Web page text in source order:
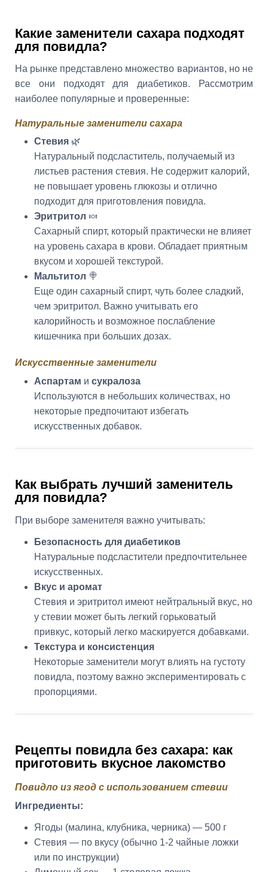
Какие заменители сахара подходят
для повидла?
На рынке представлено множество вариантов, но не
все они подходят для диабетиков. Рассмотрим
наиболее популярные и проверенные:
Натуральные заменители сахара
Стевия 🌿
Натуральный подсластитель, получаемый из
листьев растения стевия. Не содержит калорий,
не повышает уровень глюкозы и отлично
подходит для приготовления повидла.
Эритритол 🍬
Сахарный спирт, который практически не влияет
на уровень сахара в крови. Обладает приятным
вкусом и хорошей текстурой.
Мальтитол 🍭
Еще один сахарный спирт, чуть более сладкий,
чем эритритол. Важно учитывать его
калорийность и возможное послабление
кишечника при больших дозах.
Искусственные заменители
Аспартам и сукралоза
Используются в небольших количествах, но
некоторые предпочитают избегать
искусственных добавок.
Как выбрать лучший заменитель
для повидла?
При выборе заменителя важно учитывать:
Безопасность для диабетиков
Натуральные подсластители предпочтительнее
искусственных.
Вкус и аромат
Стевия и эритритол имеют нейтральный вкус, но
у стевии может быть легкий горьковатый
привкус, который легко маскируется добавками.
Текстура и консистенция
Некоторые заменители могут влиять на густоту
повидла, поэтому важно экспериментировать с
пропорциями.
Рецепты повидла без сахара: как
приготовить вкусное лакомство
Повидло из ягод с использованием стевии
Ингредиенты:
Ягоды (малина, клубника, черника) — 500 г
Стевия — по вкусу (обычно 1-2 чайные ложки
или по инструкции)